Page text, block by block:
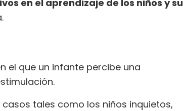
en el aprendizaje de los niños y su
el que un infante percibe una
tales como los niños inquietos,